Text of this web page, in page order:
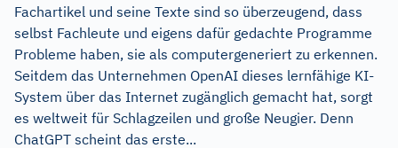
Fachartikel und seine Texte sind so überzeugend, dass
selbst Fachleute und eigens dafür gedachte Programme
Probleme haben, sie als computergeneriert zu erkennen.
Seitdem das Unternehmen OpenAI dieses lernfähige KI-
System über das Internet zugänglich gemacht hat, sorgt
es weltweit für Schlagzeilen und große Neugier. Denn
ChatGPT scheint das erste...